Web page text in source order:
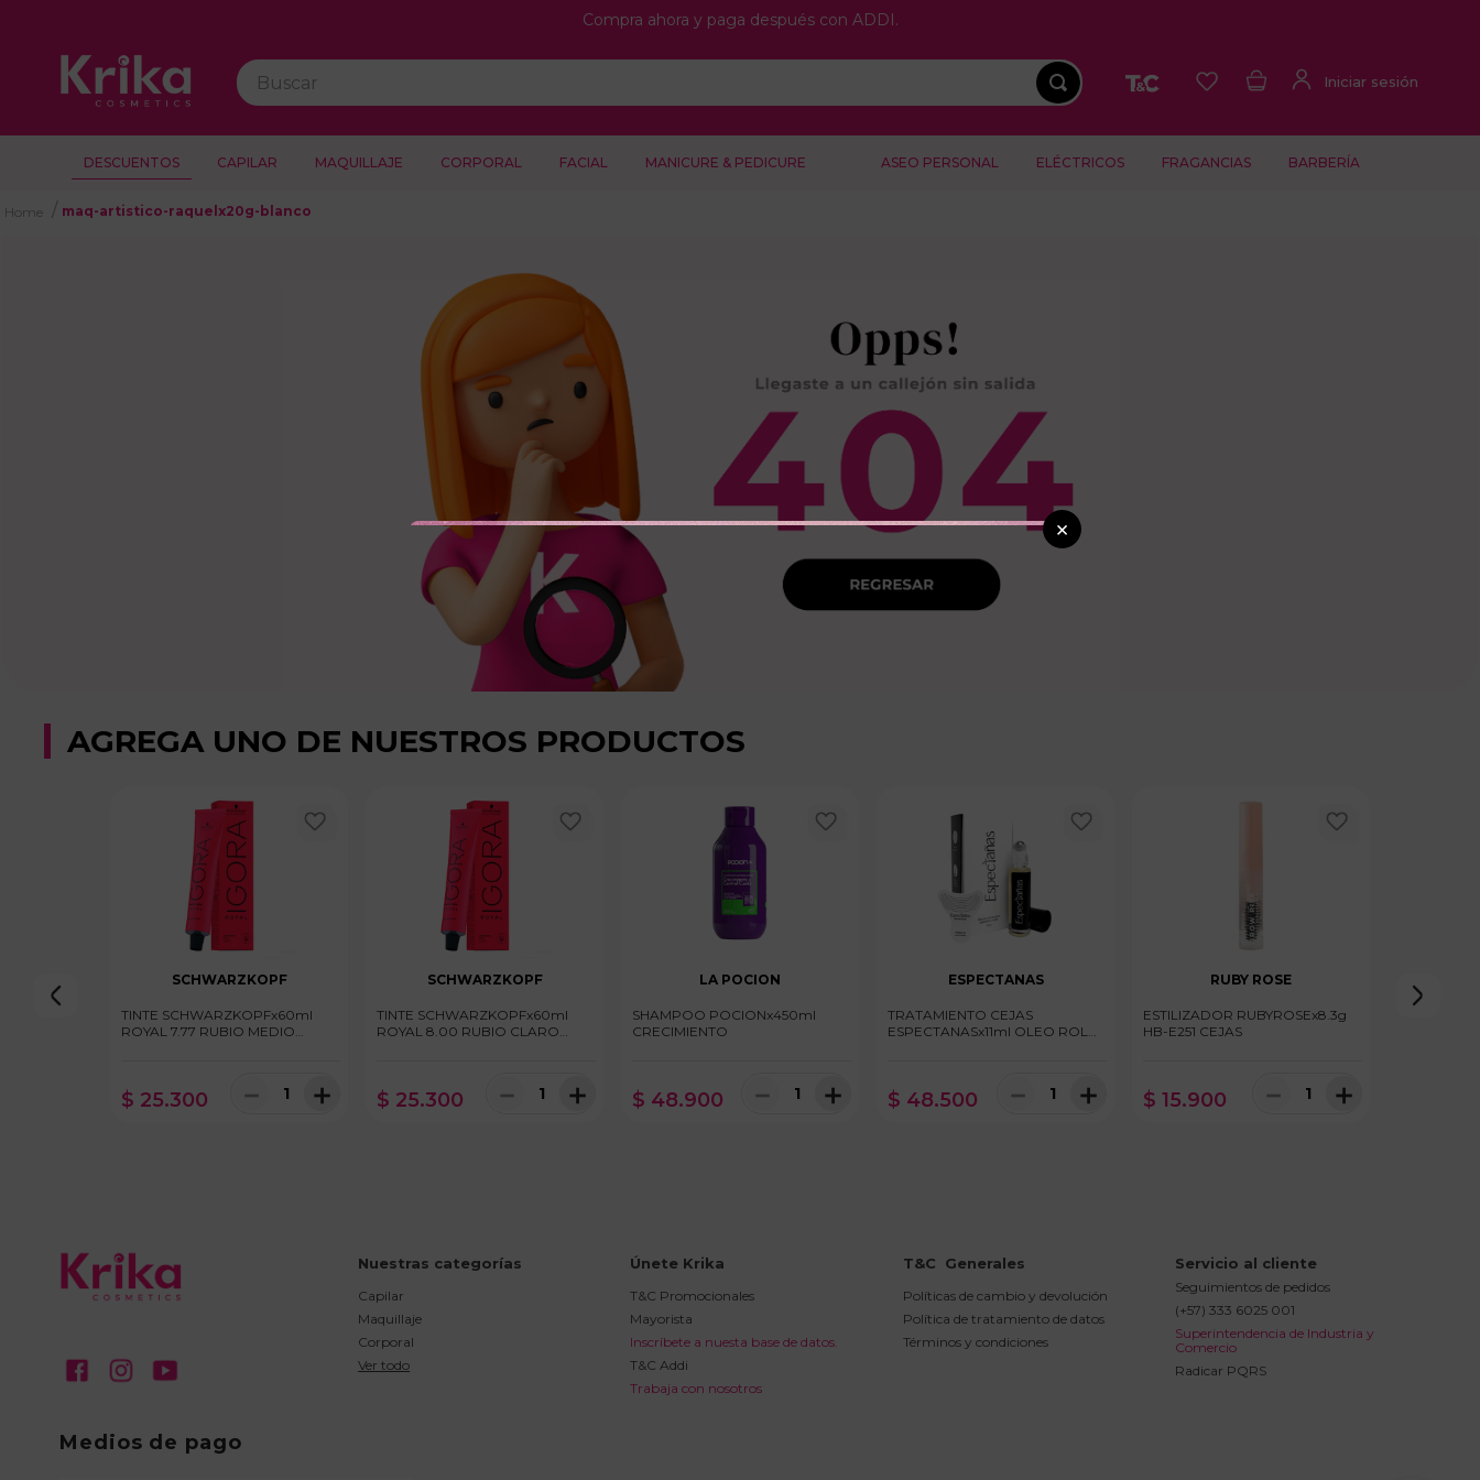
Compra ahora y paga después con ADDI.
Buscar
DESCUENTOS CAPILAR MAQUILLAJE CORPORAL FACIAL MANICURE & PEDICURE ASEO PERSONAL ELÉCTRICOS FRAGANCIAS BARBERÍA
maq-artistico-raquelx20g-blanco
AGREGA UNO DE NUESTROS PRODUCTOS
SCHWARZKOPF
TINTE SCHWARZKOPFx60ml
ROYAL 7.77 RUBIO MEDIO
$ 25.300 ＋
－
SCHWARZKOPF
TINTE SCHWARZKOPFx60ml
ROYAL 8.00 RUBIO CLARO
$ 25.300 ＋
－
LA POCION
SHAMPOO POCIONx450ml
CRECIMIENTO
$ 48.900 ＋
－
ESPECTANAS
TRATAMIENTO CEJAS
ESPECTANASx11ml OLEO ROLL
$ 48.500 ＋
－
RUBY ROSE
ESTILIZADOR RUBYROSEx8.3g
HB-E251 CEJAS
$ 15.900 ＋
－
Nuestras categorías
Capilar
Maquillaje
Corporal
Ver todo
Únete Krika
T&C Promocionales
Mayorista
Inscríbete a nuesta base de datos.
T&C Addi
Trabaja con nosotros
T&C  Generales
Políticas de cambio y devolución
Política de tratamiento de datos
Términos y condiciones
Servicio al cliente
Seguimientos de pedidos
(+57) 333 6025 001
Superintendencia de Industria y
Comercio
Radicar PQRS
Medios de pago
×